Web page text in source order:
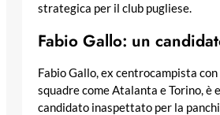
strategica per il club pugliese.
Fabio Gallo: un
Fabio Gallo, ex centrocampista
squadre come Atalanta e Torino, è
candidato inaspettato per la